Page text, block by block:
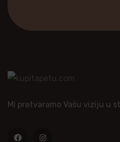
Mi pretvaramo Vašu viziju u